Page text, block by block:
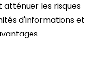
atténuer les risques
d'informations et